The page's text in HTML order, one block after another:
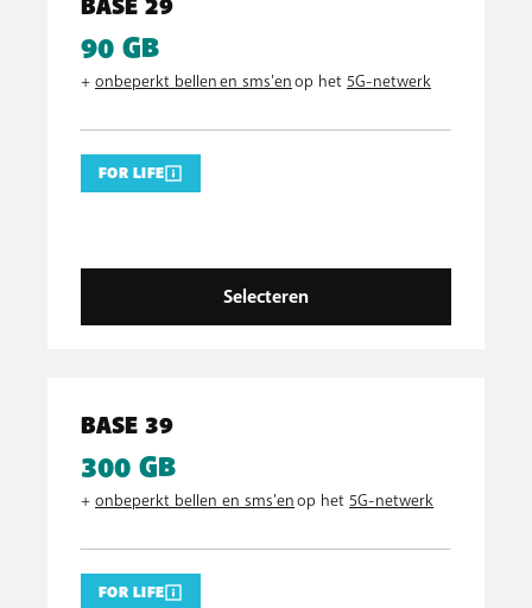
BASE 29
90 GB
+ onbeperkt bellen en sms'enop het 5G-netwerk
FOR LIFE
Selecteren
BASE 39
300 GB
+ onbeperkt bellen en sms'enop het 5G-netwerk
FOR LIFE